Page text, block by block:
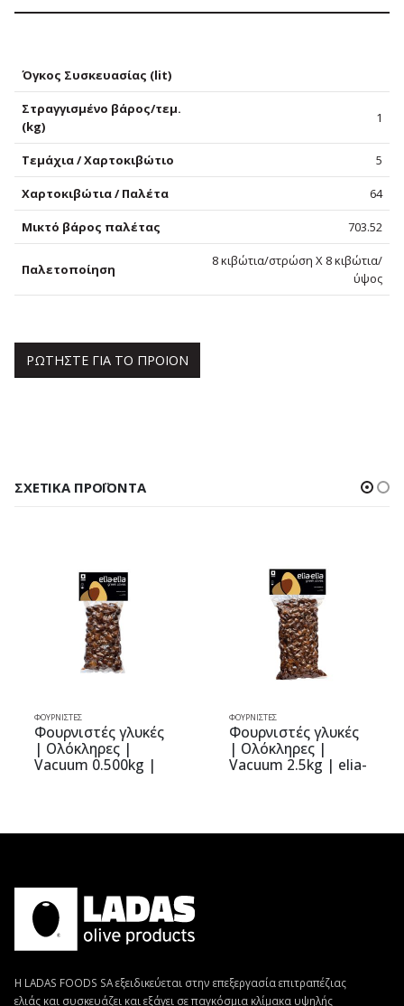
Όγκος Συσκευασίας (lit)
Στραγγισμένο βάρος/τεμ.
(kg)
1
Τεμάχια / Χαρτοκιβώτιο 5
Χαρτοκιβώτια / Παλέτα 64
Μικτό βάρος παλέτας 703.52
Παλετοποίηση
8 κιβώτια/στρώση Χ 8 κιβώτια/
ύψος
ΡΩΤΗΣΤΕ ΓΙΑ ΤΟ ΠΡΟΙΟΝ
ΣΧΕΤΙΚΆ ΠΡΟΪΌΝΤΑ
ΦΟΥΡΝΙΣΤΈΣ
Φουρνιστές γλυκές
| Ολόκληρες |
Vacuum 0.500kg |
ΦΟΥΡΝΙΣΤΈΣ
Φουρνιστές γλυκές
| Ολόκληρες |
Vacuum 2.5kg | elia-
Η LADAS FOODS SA εξειδικεύεται στην επεξεργασία επιτραπέζιας
ελιάς και συσκευάζει και εξάγει σε παγκόσμια κλίμακα υψηλής